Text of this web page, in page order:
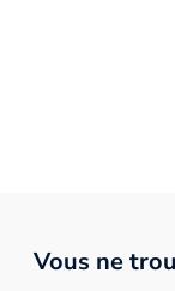
Vous ne